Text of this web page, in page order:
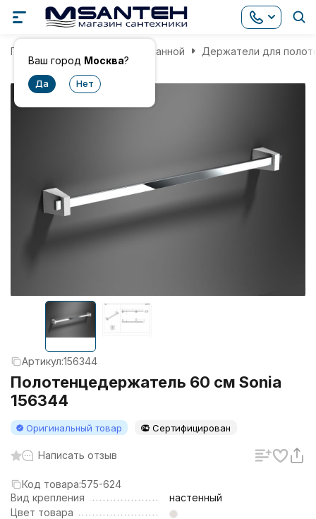
Ваш город Москва?
Главная Аксессуары для ванной Держатели для
Артикул:156344
Полотенцедержатель 60 см Sonia
156344
Оригинальный товар Сертифицирован
Написать отзыв
Код товара:575-624
Вид крепления
настенный
Цвет товара